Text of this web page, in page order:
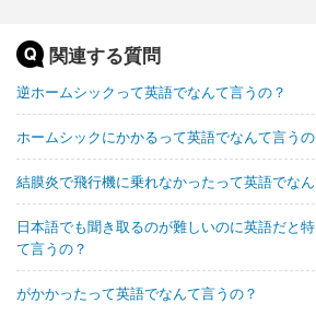
関連する質問
逆ホームシックって英語でなんて言うの？
ホームシックにかかるって英語でなんて言うの
結膜炎で飛行機に乗れなかったって英語でな
日本語でも聞き取るのが難しいのに英語だと
て言うの？
がかかったって英語でなんて言うの？